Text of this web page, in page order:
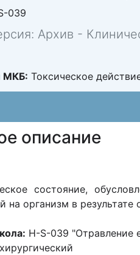
039
Архив -
МКБ: Токсическое
описание
состояние,
на организм в
H-S-039 "Отравление
хирургический